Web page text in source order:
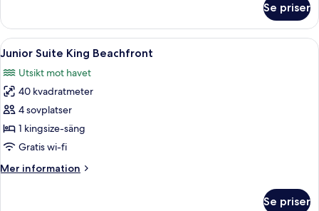
Suite
Double
Beachfront
Se priser
Öppna
alla
foton
för
Junior
Suite
King
Ett modernt hotellrum med en
3
Junior Suite King Beachfront
Utsikt mot havet
40 kvadratmeter
4 sovplatser
1 kingsize-säng
Gratis wi-fi
Mer information
Mer
Se priser